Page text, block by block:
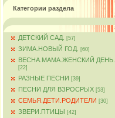
Категории раздела
ДЕТСКИЙ САД. [57]
ЗИМА.НОВЫЙ ГОД. [60]
ВЕСНА.МАМА.ЖЕНСКИЙ ДЕНЬ.
[22]
РАЗНЫЕ ПЕСНИ [39]
ПЕСНИ ДЛЯ ВЗРОСРЫХ [53]
СЕМЬЯ.ДЕТИ.РОДИТЕЛИ [30]
ЗВЕРИ.ПТИЦЫ [42]